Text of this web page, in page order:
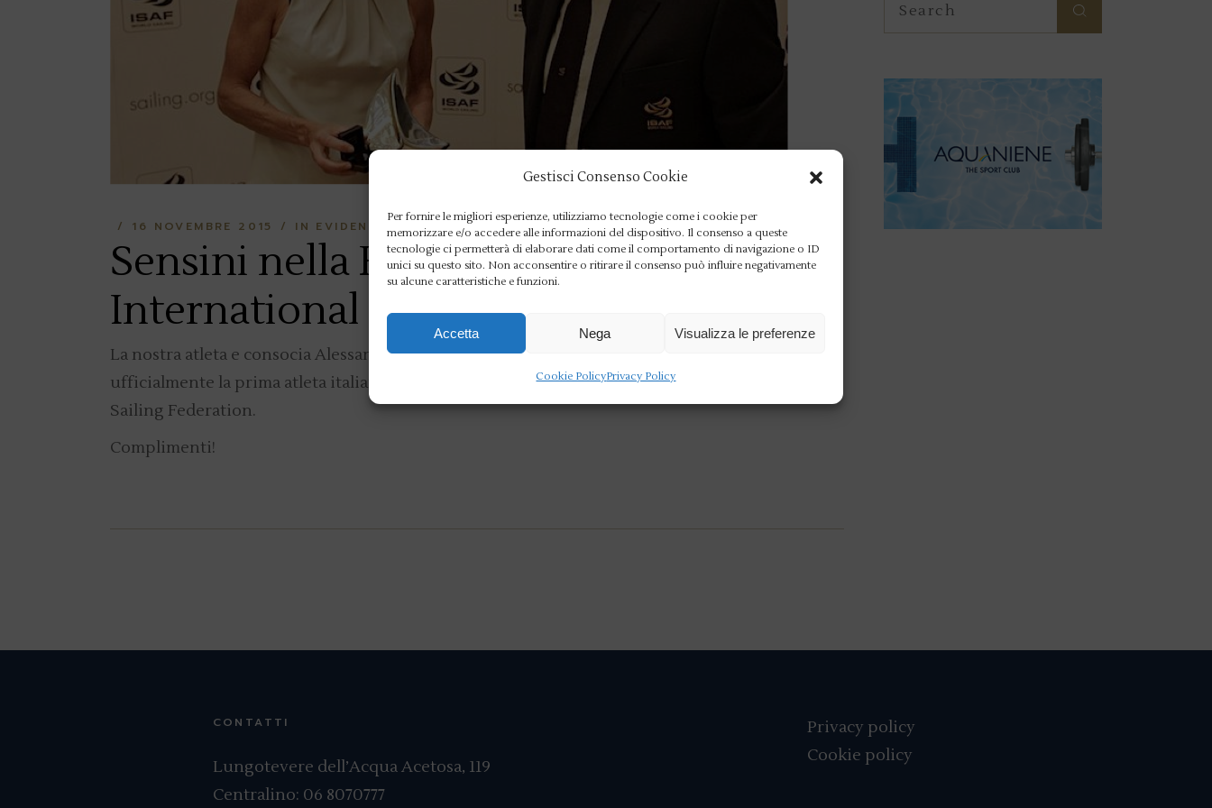
Gestisci Consenso Cookie
Per fornire le migliori esperienze, utilizziamo tecnologie come i cookie per
memorizzare e/o accedere alle informazioni del dispositivo. Il consenso a queste
tecnologie ci permetterà di elaborare dati come il comportamento di navigazione o ID
unici su questo sito. Non acconsentire o ritirare il consenso può influire negativamente
su alcune caratteristiche e funzioni.
Accetta Nega Visualizza le preferenze
Cookie PolicyPrivacy Policy
16 NOVEMBRE 2015 IN EVIDENZA VELA
Sensini nella Hall of Fame
International Sailing Federation
La nostra atleta e consocia Alessandra Sensini ha ricevuto il prestigioso riconoscimento ed è
ufficialmente la prima atleta italiana ad entrare a far parte della Hall of Fame International
Sailing Federation.
Complimenti!
for:
CONTATTI
Lungotevere dell’Acqua Acetosa, 119
Centralino: 06 8070777
Privacy policy
Cookie policy